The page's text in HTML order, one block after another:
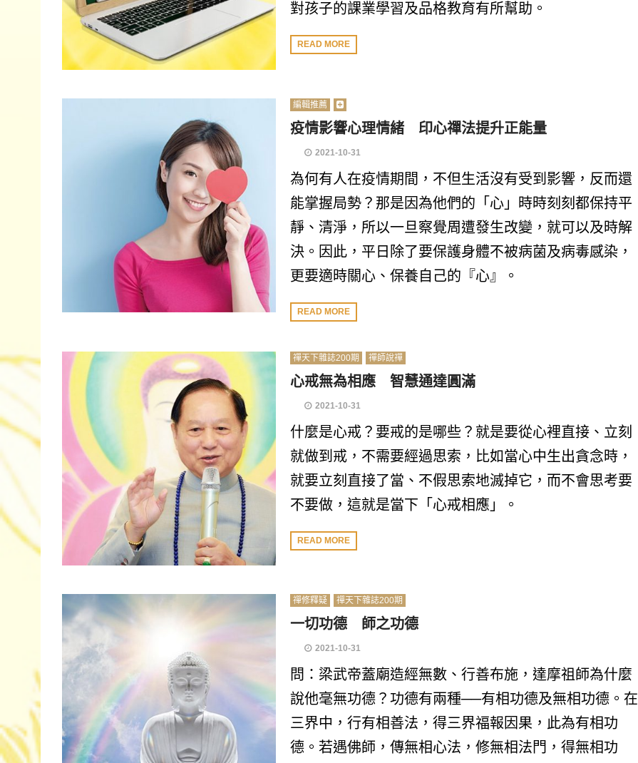
對孩子的課業學習及品格教育有所幫助。
READ MORE
編輯推薦
疫情影響心理情緒 印心禪法提升正能量
2021-10-31
為何有人在疫情期間，不但生活沒有受到影響，反而還
能掌握局勢？那是因為他們的「心」時時刻刻都保持平
靜、清淨，所以一旦察覺周遭發生改變，就可以及時解
決。因此，平日除了要保護身體不被病菌及病毒感染，
更要適時關心、保養自己的『心』。
READ MORE
禪天下雜誌200期 禪師說禪
心戒無為相應 智慧通達圓滿
2021-10-31
什麼是心戒？要戒的是哪些？就是要從心裡直接、立刻
就做到戒，不需要經過思索，比如當心中生出貪念時，
就要立刻直接了當、不假思索地滅掉它，而不會思考要
不要做，這就是當下「心戒相應」。
READ MORE
禪修釋疑 禪天下雜誌200期
一切功德 師之功德
2021-10-31
問：梁武帝蓋廟造經無數、行善布施，達摩祖師為什麼
說他毫無功德？功德有兩種──有相功德及無相功德。在
三界中，行有相善法，得三界福報因果，此為有相功
德。若遇佛師，傳無相心法，修無相法門，得無相功